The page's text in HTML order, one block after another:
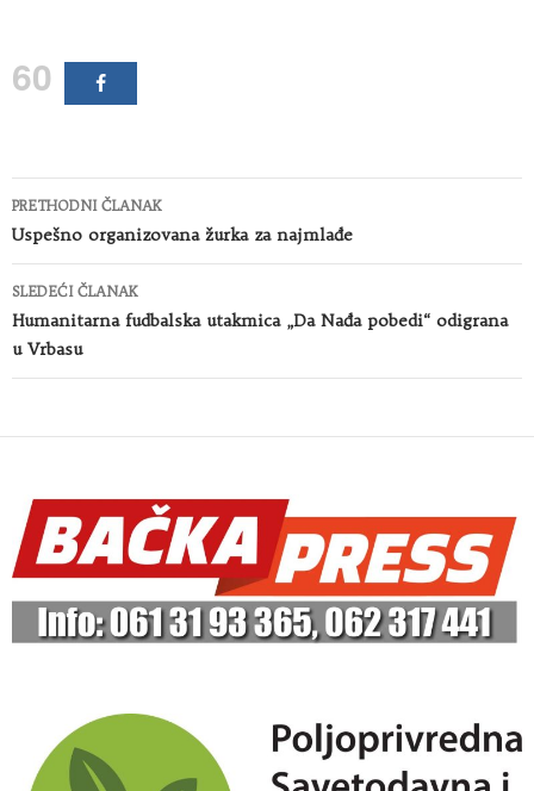
60
Kretanje
članaka
PRETHODNI ČLANAK
Uspešno organizovana žurka za najmlađe
SLEDEĆI ČLANAK
Humanitarna fudbalska utakmica „Da Nađa pobedi“ odigrana
u Vrbasu